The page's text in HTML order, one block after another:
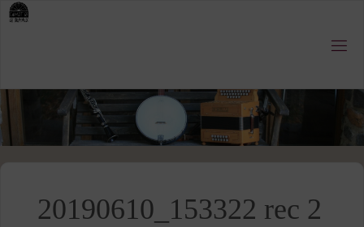
Skip
20190610_153322 rec 2